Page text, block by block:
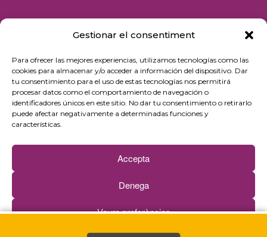
Gestionar el consentiment
Para ofrecer las mejores experiencias, utilizamos tecnologías como las
cookies para almacenar y/o acceder a información del dispositivo. Dar
tu consentimiento para el uso de estas tecnologías nos permitirá
procesar datos como el comportamiento de navegación o
identificadores únicos en este sitio. No dar tu consentimiento o retirarlo
puede afectar negativamente a determinadas funciones y
características.
Accepta
Denega
Veure preferències
© 2026 Fundació iSocial
Política de privacidad
Condiciones de uso
Política de cookies
Contacto